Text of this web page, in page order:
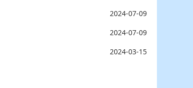
2024-07-09
2024-07-09
2024-03-15